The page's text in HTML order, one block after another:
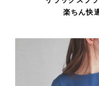
楽ちん快